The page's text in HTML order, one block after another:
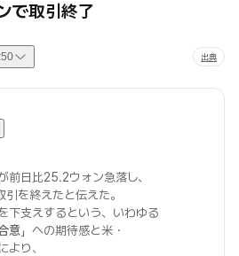
で取引終了
出典
前日比25.2ウォン急落し、
を終えたと伝えた。
下支えするという、いわゆる
意」への期待感と米・
より、